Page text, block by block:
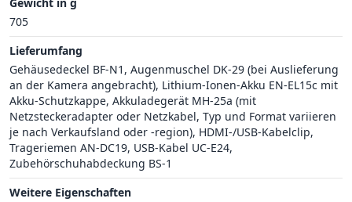
705
Lieferumfang
Gehäusedeckel BF-N1, Augenmuschel DK-29 (bei Auslieferung
an der Kamera angebracht), Lithium-Ionen-Akku EN-EL15c mit
Akku-Schutzkappe, Akkuladegerät MH-25a (mit
Netzsteckeradapter oder Netzkabel, Typ und Format variieren
je nach Verkaufsland oder -region), HDMI-/USB-Kabelclip,
Trageriemen AN-DC19, USB-Kabel UC-E24,
Zubehörschuhabdeckung BS-1
Weitere Eigenschaften